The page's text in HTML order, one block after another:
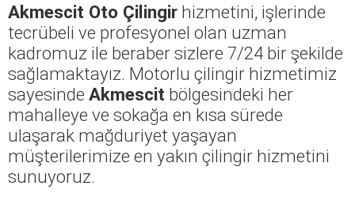
Akmescit Oto Çilingir hizmetini, işlerinde
tecrübeli ve profesyonel olan uzman
kadromuz ile beraber sizlere 7/24 bir şekilde
sağlamaktayız. Motorlu çilingir hizmetimiz
sayesinde Akmescit bölgesindeki her
mahalleye ve sokağa en kısa sürede
ulaşarak mağduriyet yaşayan
müşterilerimize en yakın çilingir hizmetini
sunuyoruz.